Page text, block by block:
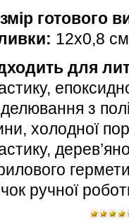
готового
12х0,8 см
для
з
холодної
ручної